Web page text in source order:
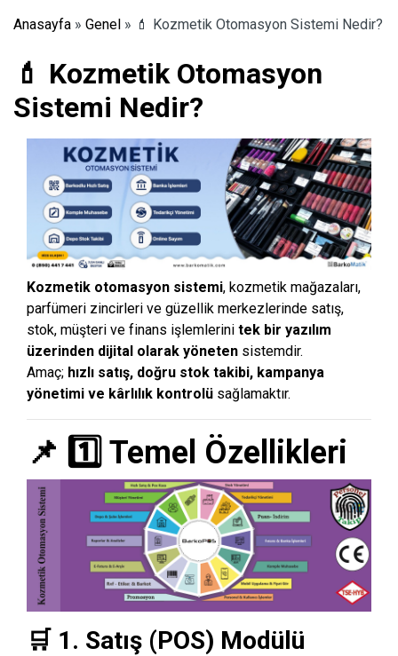
Anasayfa » Genel » 💄 Kozmetik Otomasyon Sistemi Nedir?
💄 Kozmetik Otomasyon
Sistemi Nedir?
Kozmetik otomasyon sistemi, kozmetik mağazaları,
parfümeri zincirleri ve güzellik merkezlerinde satış,
stok, müşteri ve finans işlemlerini tek bir yazılım
üzerinden dijital olarak yöneten sistemdir.
Amaç; hızlı satış, doğru stok takibi, kampanya
yönetimi ve kârlılık kontrolü sağlamaktır.
📌 1️⃣ Temel Özellikleri
🛒 1. Satış (POS) Modülü